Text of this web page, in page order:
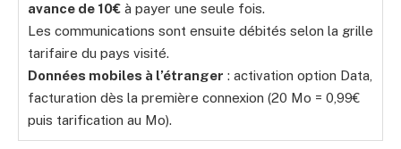
avance de 10€ à payer une seule fois.
Les communications sont ensuite débités selon la grille
tarifaire du pays visité.
Données mobiles à l’étranger : activation option Data,
facturation dès la première connexion (20 Mo = 0,99€
puis tarification au Mo).